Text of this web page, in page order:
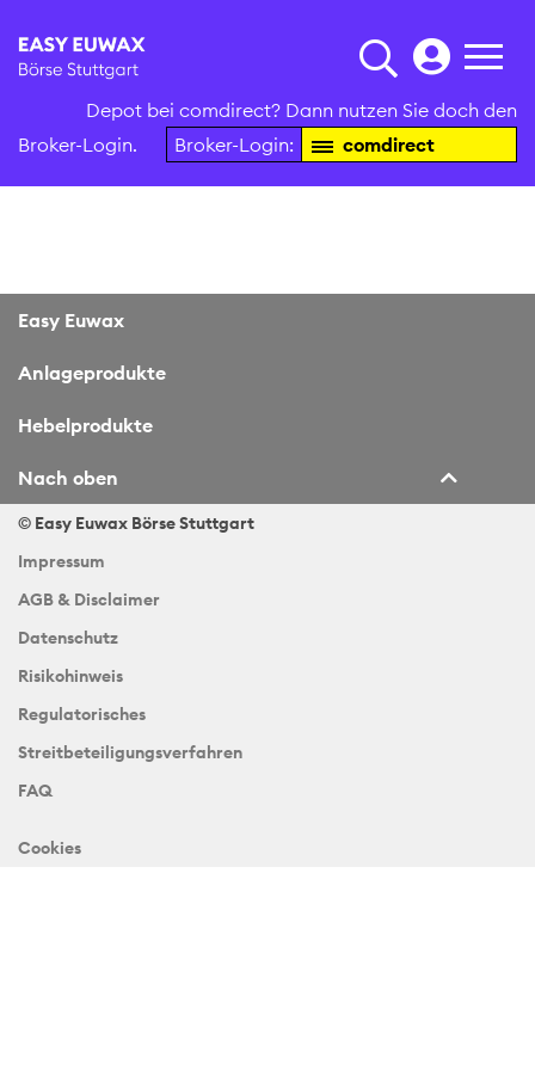
Depot bei comdirect? Dann nutzen Sie doch den
Broker-Login.
Broker-Login: comdirect
Easy Euwax
Anlageprodukte
Hebelprodukte
Nach oben
© Easy Euwax Börse Stuttgart
Impressum
AGB & Disclaimer
Datenschutz
Risikohinweis
Regulatorisches
Streitbeteiligungsverfahren
FAQ
Cookies